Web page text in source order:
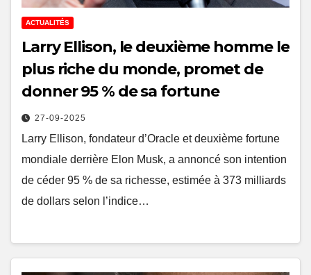
ACTUALITÉS
Larry Ellison, le deuxième homme le
plus riche du monde, promet de
donner 95 % de sa fortune
27-09-2025
Larry Ellison, fondateur d’Oracle et deuxième fortune
mondiale derrière Elon Musk, a annoncé son intention
de céder 95 % de sa richesse, estimée à 373 milliards
de dollars selon l’indice…